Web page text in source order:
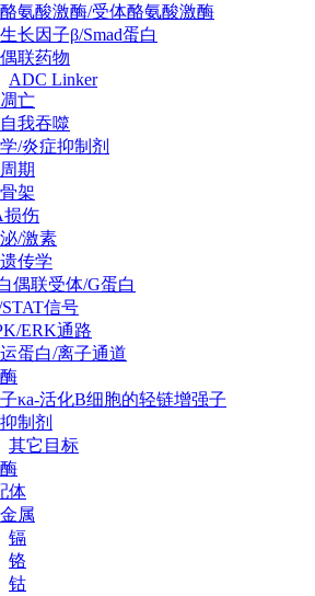
氨酸激酶/受体酪氨酸激酶
长因子β/Smad蛋白
联药物
ADC Linker
亡
我吞噬
/炎症抑制剂
期
架
伤
/激素
传学
偶联受体/G蛋白
信号
ERK通路
蛋白/离子通道
κa-活化B细胞的轻链增强子
制剂
其它目标
体
属
镉
铬
钴